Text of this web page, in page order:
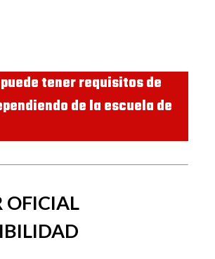
tener requisitos de
de la escuela de
OFICIAL